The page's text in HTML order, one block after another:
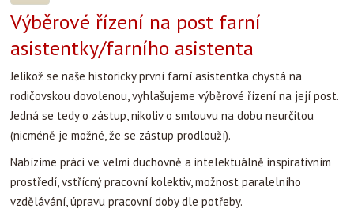
Výběrové řízení na post farní
asistentky/farního asistenta
Jelikož se naše historicky první farní asistentka chystá na
rodičovskou dovolenou, vyhlašujeme výběrové řízení na její post.
Jedná se tedy o zástup, nikoliv o smlouvu na dobu neurčitou
(nicméně je možné, že se zástup prodlouží).
Nabízíme práci ve velmi duchovně a intelektuálně inspirativním
prostředí, vstřícný pracovní kolektiv, možnost paralelního
vzdělávání, úpravu pracovní doby dle potřeby.